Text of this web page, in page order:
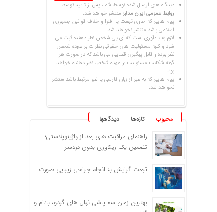
دیدگاه های ارسال شده توسط شما، پس از تایید توسط
روابط عمومی ایران مدلبز منتشر خواهد شد.
پیام هایی که حاوی تهمت یا افترا و خلاف قوانین جمهوری
اسلامی باشد منتشر نخواهد شد.
لازم به یادآوری است که آی پی شخص نظر دهنده ثبت می
شود و کلیه مسئولیت های حقوقی نظرات بر عهده شخص
نظر بوده و قابل پیگیری قضایی می باشد که در صورت هر
گونه شکایت مسئولیت بر عهده شخص نظر دهنده خواهد
بود.
پیام هایی که به غیر از زبان فارسی یا غیر مرتبط باشد منتشر
نخواهد شد.
محبوب تازه‌ها دیدگاهها
راهنمای مراقبت های بعد از واژینوپلاستی؛
تضمین یک ریکاوری بدون دردسر
تبعات گرایش به انجام جراحی زیبایی صورت
بهترین زمان سم پاشی نهال های گردو، بادام و